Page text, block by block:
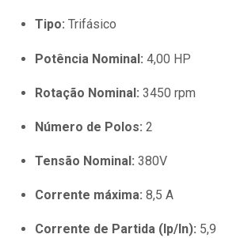
Tipo: Trifásico
Potência Nominal: 4,00 HP
Rotação Nominal: 3450 rpm
Número de Polos: 2
Tensão Nominal: 380V
Corrente máxima: 8,5 A
Corrente de Partida (Ip/In): 5,9